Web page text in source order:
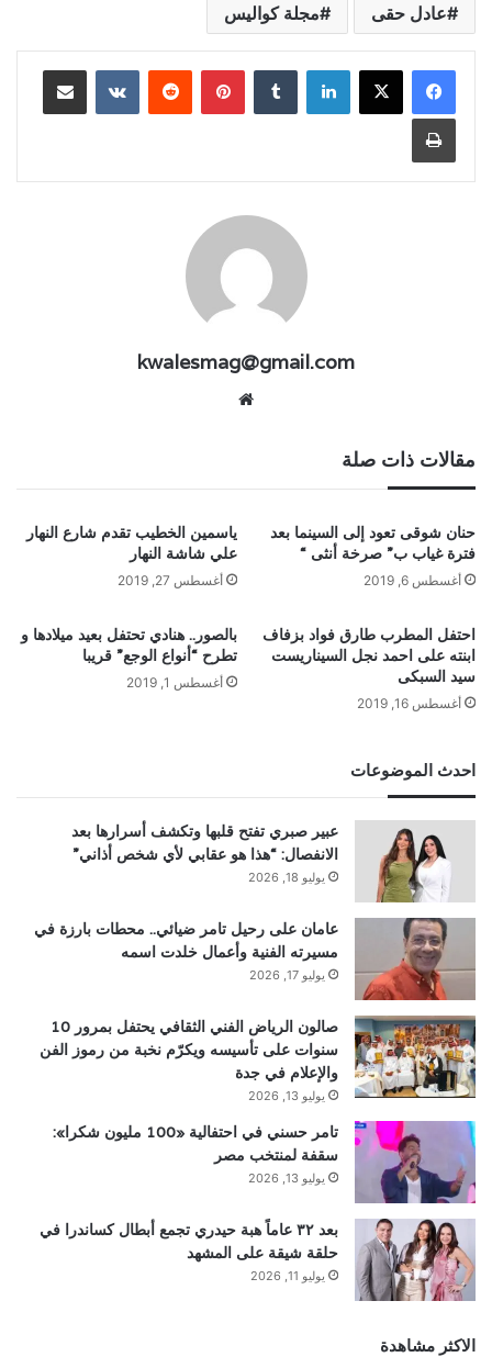
عادل حقى مجلة كواليس
لينكدإن بينتيريست مشاركة عبر البريد
طباعة
kwalesmag@gmail.com
مقالات ذات صلة
حنان شوقى تعود إلى السينما بعد
فترة غياب ب” صرخة أنثى “
أغسطس 6, 2019
ياسمين الخطيب تقدم شارع النهار
علي شاشة النهار
أغسطس 27, 2019
احتفل المطرب طارق فواد بزفاف
ابنته على احمد نجل السيناريست
سيد السبكى
أغسطس 16, 2019
بالصور.. هنادي تحتفل بعيد ميلادها و
تطرح “أنواع الوجع” قريبا
أغسطس 1, 2019
احدث الموضوعات
عبير صبري تفتح قلبها وتكشف أسرارها بعد
الانفصال: “هذا هو عقابي لأي شخص أذاني”
يوليو 18, 2026
عامان على رحيل تامر ضيائي.. محطات بارزة في
مسيرته الفنية وأعمال خلدت اسمه
يوليو 17, 2026
صالون الرياض الفني الثقافي يحتفل بمرور 10
سنوات على تأسيسه ويكرّم نخبة من رموز الفن
والإعلام في جدة
يوليو 13, 2026
تامر حسني في احتفالية «100 مليون شكرا»:
سقفة لمنتخب مصر
يوليو 13, 2026
بعد ٣٢ عاماً هبة حيدري تجمع أبطال كساندرا في
حلقة شيقة على المشهد
يوليو 11, 2026
الاكثر مشاهدة